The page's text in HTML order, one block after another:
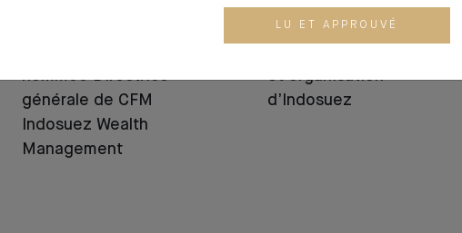
nommée Directrice
générale de CFM
Indosuez Wealth
Management
NOMINATION
et organisation
d’Indosuez
LU ET APPROUVÉ